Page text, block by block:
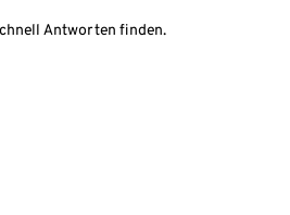
Antworten finden.